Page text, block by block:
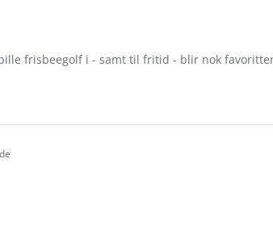
frisbeegolf i - samt til fritid - blir nok